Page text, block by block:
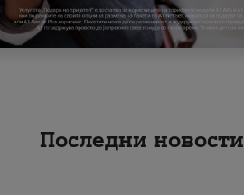
Последни новости